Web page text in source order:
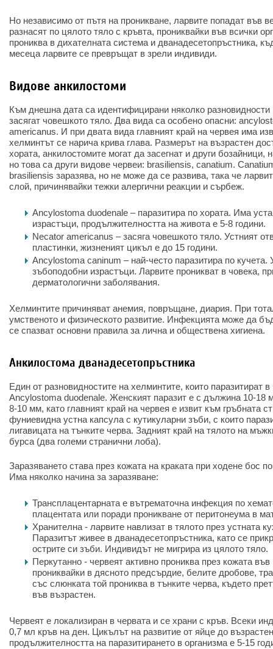
Но независимо от пътя на проникване, ларвите попадат във
разнасят по цялото тяло с кръвта, прониквайки във всички
прониква в дихателната система и дванадесетопръстника,
месеца ларвите се превръщат в зрели индивиди.
Видове анкилостоми
Към днешна дата са идентифицирани няколко разновидности
засягат човешкото тяло. Два вида са особено опасни:
americanus. И при двата вида главният край на червея има
хелминтът се нарича крива глава. Размерът на възрастен
хората, анкилостомите могат да засегнат и други
но това са други видове червеи: brasiliensis, canatium.
brasiliensis заразява, но не може да се развива, така че
слой, причинявайки тежки алергични реакции и сърбеж.
Ancylostoma duodenale – паразитира по хората. Има
израстъци, продължителността на живота е 5-8 години.
Necator americanus – засяга човешкото тяло. Устният
пластинки, жизненият цикъл е до 15 години.
Ancylostoma caninum – най-често паразитира по кучета.
зъбоподобни израстъци. Ларвите проникват в човека,
дерматологични заболявания.
Хелминтите причиняват анемия, повръщане, диария. При
умственото и физическото развитие. Инфекцията може да
се спазват основни правила за лична и обществена хигиена.
Анкилостома дванадесетопръстника
Един от разновидностите на хелминтите, които паразитират
Ancylostoma duodenale. Женският паразит е с дължина 10-
8-10 мм, като главният край на червея е извит към гръбната
фуниевидна устна капсула с кутикуларни зъби, с които
лигавицата на тънките черва. Задният край на тялото на
бурса (два големи странични лоба).
Заразяването става през кожата на краката при ходене бос
Има няколко начина за заразяване:
Трансплацентарната е вътрематочна инфекция по
плацентата или поради проникване от перитонеума в
Хранителна - ларвите навлизат в тялото през устната
Паразитът живее в дванадесетопръстника, като се
острите си зъби. Индивидът не мигрира из цялото тяло.
Перкутанно - червеят активно прониква през кожата във
прониквайки в дясното предсърдие, белите дробове,
със слюнката той прониква в тънките черва, където
във възрастен.
Червеят е локализиран в червата и се храни с кръв. Всеки
0,7 мл кръв на ден. Цикълът на развитие от яйце до
продължителността на паразитирането в организма е 5-15